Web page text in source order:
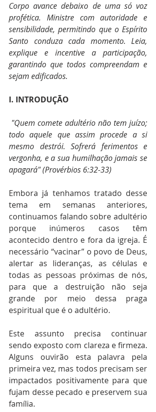
Corpo avance debaixo de uma só voz
profética. Ministre com autoridade e
sensibilidade, permitindo que o Espírito
Santo conduza cada momento. Leia,
explique e incentive a participação,
garantindo que todos compreendam e
sejam edificados.
I. INTRODUÇÃO
todo aquele que assim procede a si
mesmo destrói. Sofrerá ferimentos e
vergonha, e a sua humilhação jamais se
apagará" (Provérbios 6:32-33)
Embora já tenhamos tratado desse
tema em semanas anteriores,
continuamos falando sobre adultério
porque inúmeros casos têm
acontecido dentro e fora da igreja. É
necessário “vacinar” o povo de Deus,
alertar as lideranças, as células e
todas as pessoas próximas de nós,
para que a destruição não seja
grande por meio dessa praga
espiritual que é o adultério.
Este assunto precisa continuar
sendo exposto com clareza e firmeza.
Alguns ouvirão esta palavra pela
primeira vez, mas todos precisam ser
impactados positivamente para que
fujam desse pecado e preservem sua
família.